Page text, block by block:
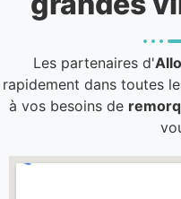
Les partenaires d'
rapidement dans toutes
à vos besoins de